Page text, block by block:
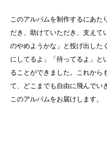
このアルバムを制作するにあた
だき、助けていただき、⽀えて
のやめようかな」と投げ出した
にしてるよ」「待ってるよ」と
ることができました。これから
て、どこまでも自由に飛んでい
このアルバムをお届けします。